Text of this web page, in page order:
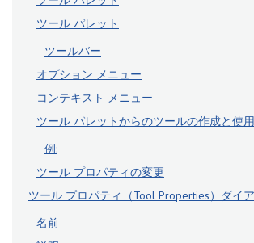
ツール パレット
ツールバー
オプション メニュー
コンテキスト メニュー
ツール パレットからのツールの作成と使用
例:
ツール プロパティの変更
ツール プロパティ（Tool Properties）ダイ
名前